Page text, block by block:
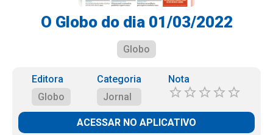
O Globo do dia 01/03/2022
Globo
Editora
Globo
Categoria
Jornal
Nota
ACESSAR NO APLICATIVO